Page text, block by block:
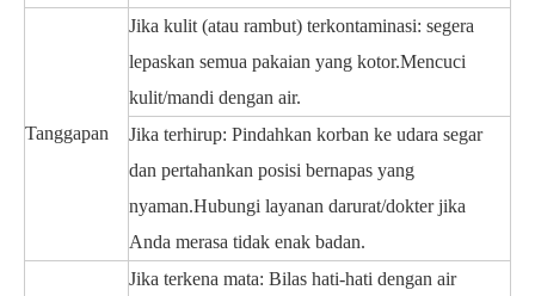
Tanggapan
Jika kulit (atau rambut) terkontaminasi: segera
lepaskan semua pakaian yang kotor.Mencuci
kulit/mandi dengan air.
Jika terhirup: Pindahkan korban ke udara segar
dan pertahankan posisi bernapas yang
nyaman.Hubungi layanan darurat/dokter jika
Anda merasa tidak enak badan.
Jika terkena mata: Bilas hati-hati dengan air